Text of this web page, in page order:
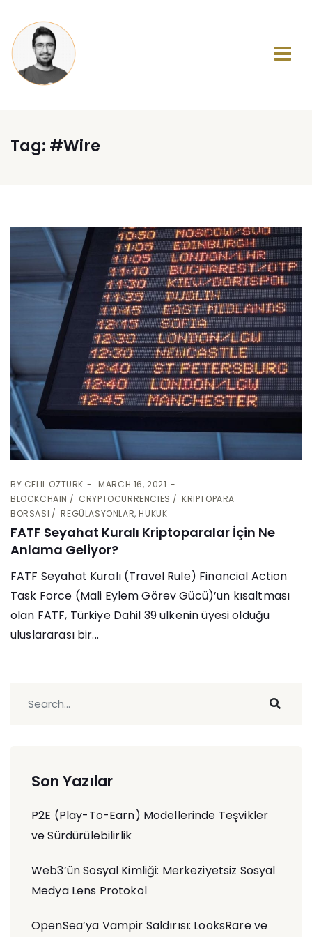
Tag: #Wire
BY CELIL ÖZTÜRK
MARCH 16, 2021
BLOCKCHAIN
CRYPTOCURRENCIES
KRIPTOPARA
BORSASI
REGÜLASYONLAR, HUKUK
FATF Seyahat Kuralı Kriptoparalar İçin Ne
Anlama Geliyor?
FATF Seyahat Kuralı (Travel Rule) Financial Action
Task Force (Mali Eylem Görev Gücü)’un kısaltması
olan FATF, Türkiye Dahil 39 ülkenin üyesi olduğu
uluslararası bir...
Son Yazılar
P2E (Play-To-Earn) Modellerinde Teşvikler
ve Sürdürülebilirlik
Web3’ün Sosyal Kimliği: Merkeziyetsiz Sosyal
Medya Lens Protokol
OpenSea’ya Vampir Saldırısı: LooksRare ve